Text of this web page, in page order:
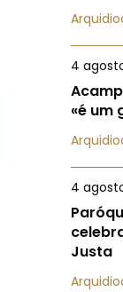
4
«é um
4
Justa